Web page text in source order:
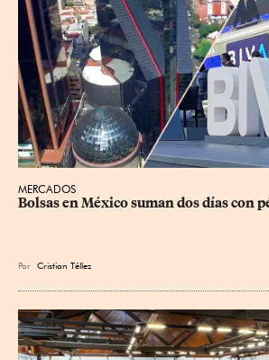
MERCADOS
Bolsas en México suman dos días con
Por Cristian Téllez